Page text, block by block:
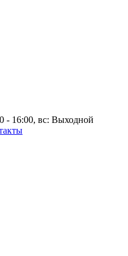
- 16:00, вс: Выходной